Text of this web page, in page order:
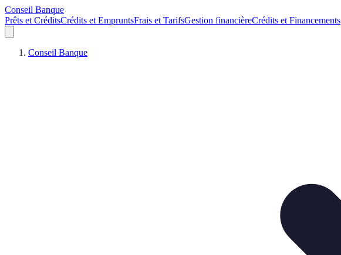
Conseil Banque
Prêts et CréditsCrédits et EmpruntsFrais et TarifsGestion financièreCrédits et Financements
Conseil Banque